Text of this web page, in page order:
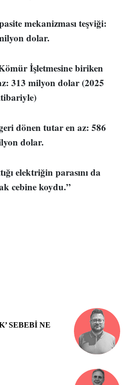
mekanizması teşviği:
dolar.
İşletmesine biriken
313 milyon dolar (2025
dönen tutar en az: 586
dolar.
elektriğin parasını da
cebine koydu.”
SEBEBİ NE